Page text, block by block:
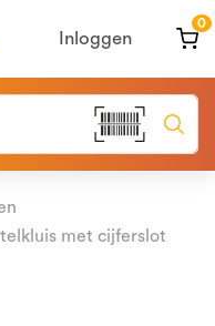
Inloggen
0
met cijferslot